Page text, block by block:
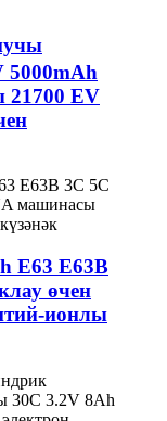
5000mAh
21700 EV
E63 E63B
өчен
ионлы